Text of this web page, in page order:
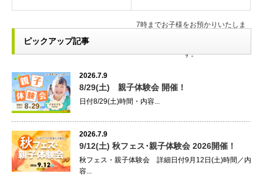
7時までお子様をお預かりいたしま
す。
ピックアップ記事
2026.7.9
8/29(土) 親子体験会 開催！
日付8/29(土)時間・内容...
2026.7.9
9/12(土) 秋フェス･親子体験会 2026開催！
秋フェス・親子体験会 詳細日付9月12日(土)時間／内
容...